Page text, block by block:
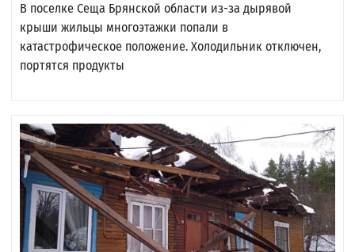
В поселке Сеща Брянской области из-за дырявой
крыши жильцы многоэтажки попали в
катастрофическое положение. Холодильник отключен,
портятся продукты